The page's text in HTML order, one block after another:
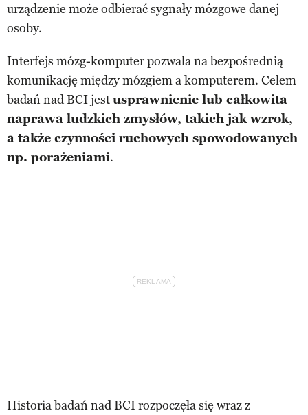
urządzenie może odbierać sygnały mózgowe danej
osoby.
Interfejs mózg-komputer pozwala na bezpośrednią
komunikację między mózgiem a komputerem. Celem
badań nad BCI jestusprawnienie lub całkowita
naprawa ludzkich zmysłów, takich jak wzrok,
a także czynności ruchowych spowodowanych
np. porażeniami.
Historia badań nad BCI rozpoczęła się wraz z